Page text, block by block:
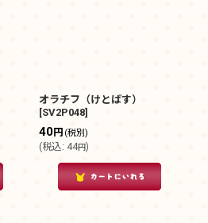
オラチフ（けとばす）
[SV2P048]
40円 (税別)
(税込: 44円)